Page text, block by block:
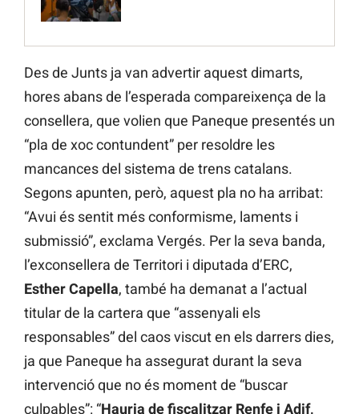
Des de Junts ja van advertir aquest dimarts,
hores abans de l’esperada compareixença de la
consellera, que volien que Paneque presentés un
“pla de xoc contundent” per resoldre les
mancances del sistema de trens catalans.
Segons apunten, però, aquest pla no ha arribat:
“Avui és sentit més conformisme, laments i
submissió”, exclama Vergés. Per la seva banda,
l’exconsellera de Territori i diputada d’ERC,
Esther Capella, també ha demanat a l’actual
titular de la cartera que “assenyali els
responsables” del caos viscut en els darrers dies,
ja que Paneque ha assegurat durant la seva
intervenció que no és moment de “buscar
culpables”: “Hauria de fiscalitzar Renfe i Adif,